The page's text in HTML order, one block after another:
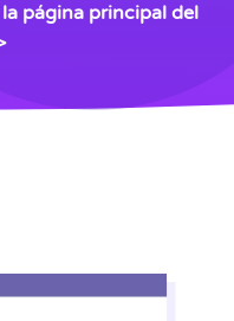
página principal del